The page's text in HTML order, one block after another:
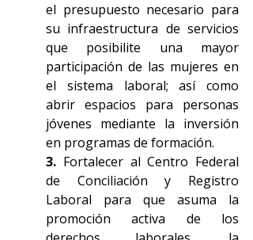
el presupuesto necesario para
su infraestructura de servicios
que posibilite una mayor
participación de las mujeres en
el sistema laboral; así como
abrir espacios para personas
jóvenes mediante la inversión
en programas de formación.
3. Fortalecer al Centro Federal
de Conciliación y Registro
Laboral para que asuma la
promoción activa de los